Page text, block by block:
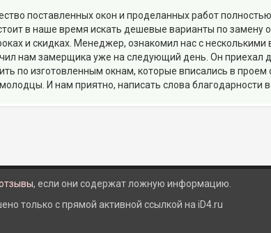
поставленных окон и проделанных работ
в наше время искать дешевые варианты по замену
и скидках. Менеджер, ознакомил нас с
нам замерщика уже на следующий день. Он приехал
по изготовленным окнам, которые вписались в
И нам приятно, написать слова благодарности
, если они содержат ложную информацию.
только с прямой активной ссылкой на iD4.ru